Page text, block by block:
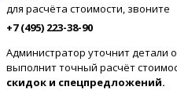
для расчёта стоимости, звоните
+7 (495) 223-38-90
Администратор уточнит детали
выполнит точный расчёт
скидок и спецпредложений.